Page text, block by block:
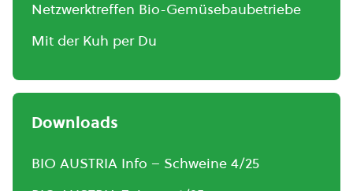
Netzwerktreffen Bio-Gemüsebaubetriebe
Mit der Kuh per Du
Downloads
BIO AUSTRIA Info – Schweine 4/25